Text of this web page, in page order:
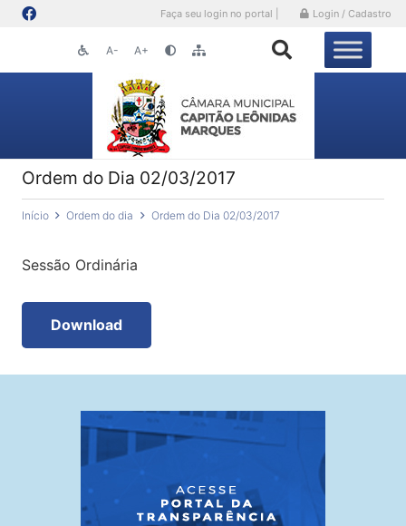
Faça seu login no portal | Login / Cadastro
A- A+
Ordem do Dia 02/03/2017
Início Ordem do dia Ordem do Dia 02/03/2017
Sessão Ordinária
Download